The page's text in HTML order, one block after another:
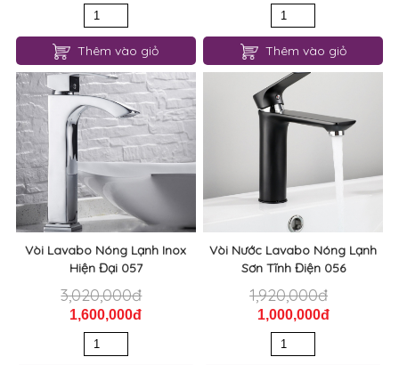
Vòi Nước Rửa Mặt Nóng Lạnh
Cổ Điển Cao Cấp 059
3,020,000đ
1,450,000đ
Thêm vào giỏ
Vòi Nước Lavabo Nóng Lạnh
Đồng Cổ Điển Đẹp 058
3,160,000đ
1,550,000đ
Thêm vào giỏ